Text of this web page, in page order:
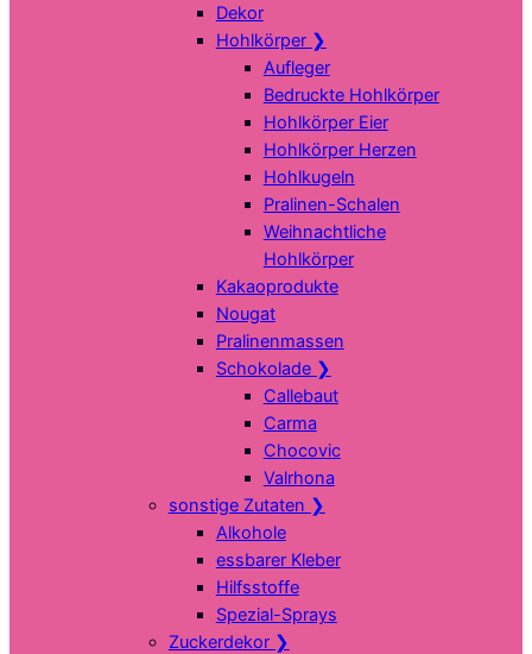
Dekor
Hohlkörper ❯
Aufleger
Bedruckte Hohlkörper
Hohlkörper Eier
Hohlkörper Herzen
Hohlkugeln
Pralinen-Schalen
Weihnachtliche
Hohlkörper
Kakaoprodukte
Nougat
Pralinenmassen
Schokolade ❯
Callebaut
Carma
Chocovic
Valrhona
sonstige Zutaten ❯
Alkohole
essbarer Kleber
Hilfsstoffe
Spezial-Sprays
Zuckerdekor ❯